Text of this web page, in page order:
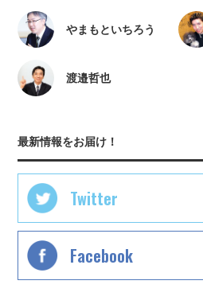
やまもといちろう
渡邉哲也
最新情報をお届け！
Twitter
Facebook